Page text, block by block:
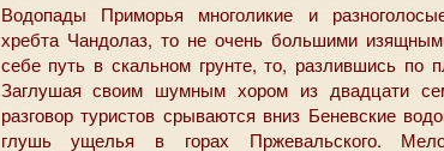
Водопады Приморья многоликие и
хребта Чандолаз, то не очень большими
себе путь в скальном грунте, то, разлившись по
Заглушая своим шумным хором из двадцати
разговор туристов срываются вниз Беневские
глушь ущелья в горах Пржевальского.